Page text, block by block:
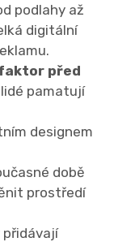
podlahy až
digitální
před
pamatují
designem
době
prostředí